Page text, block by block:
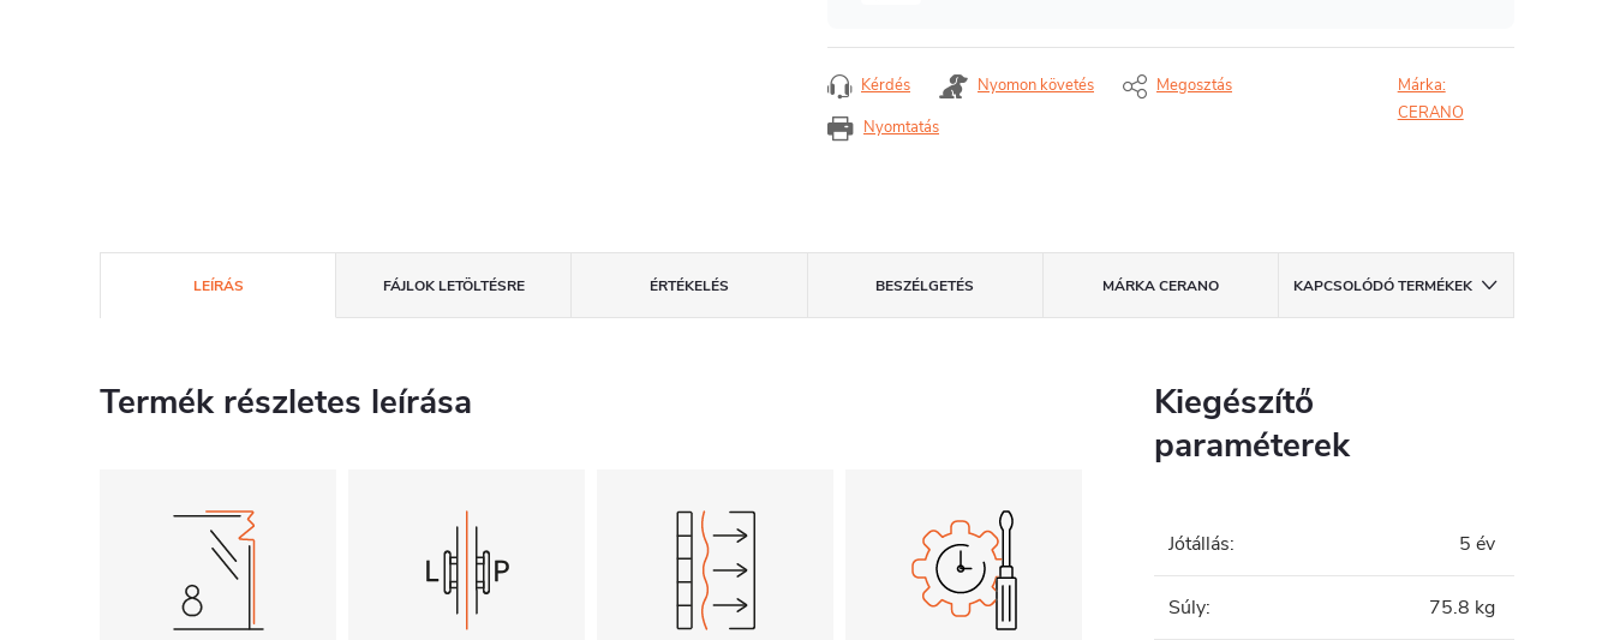
Nyomtatás
Kérdés Nyomon követés Megosztás
Márka:
CERANO
LEÍRÁS FÁJLOK LETÖLTÉSRE ÉRTÉKELÉS BESZÉLGETÉS MÁRKACERANO KAPCSOLÓDÓ TERMÉKEK
Termék részletes leírása
Kiegészítő
paraméterek
Jótállás: 5 év
Súly: 75.8 kg